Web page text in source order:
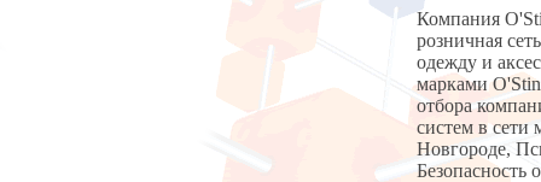
Компания
розничная
одежду и
марками O'Stin
отбора
систем в сети
Новгороде,
Безопасность